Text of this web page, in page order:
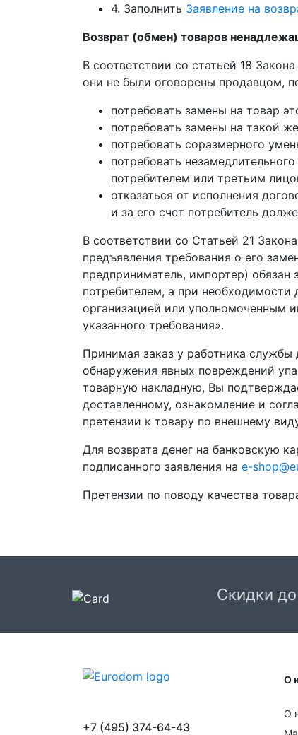
4. Заполнить Заявление на
Возврат (обмен) товаров
В соответствии со статьей 18
они не были оговорены продавцом,
потребовать замены на товар
потребовать замены на такой
потребовать соразмерного
потребовать
потребителем или третьим
отказаться от исполнения
и за его счет потребитель
В соответствии со Статьей 21
предъявления требования о его
предприниматель, импортер) обязан
потребителем, а при необходимости
организацией или уполномоченным
указанного требования».
Принимая заказ у работника службы
обнаружения явных повреждений
товарную накладную, Вы
доставленному, ознакомление и
претензии к товару по внешнему
Для возврата денег на банковскую
подписанного заявления на e-
Претензии по поводу качества
Скидки до
О
О
+7 (495) 374-64-43